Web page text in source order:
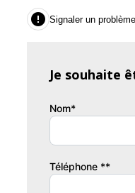
réparation pneus
électriques Phares
conducteur à
centralisé
// PRIX HORS TAXE
DECIDE
 Signaler un
Je souhaite
Nom*
Téléphone **